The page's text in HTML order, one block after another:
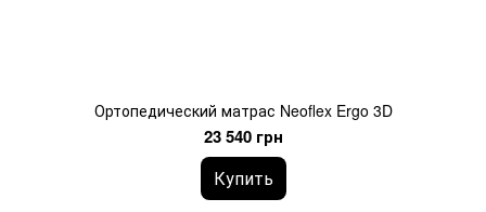
Ортопедический матрас Neoflex Ergo 3D
23 540 грн
Купить